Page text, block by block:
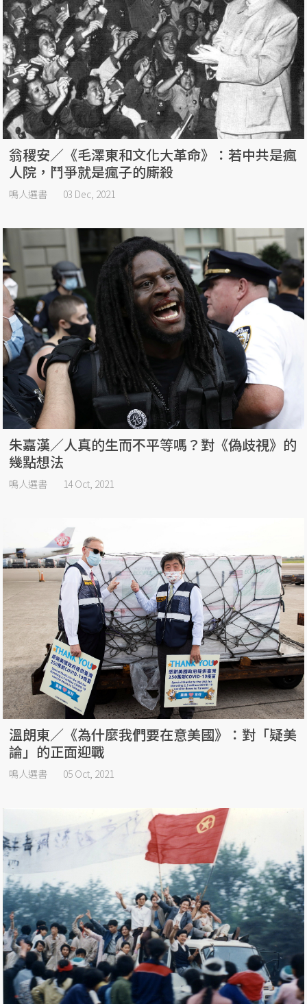
翁稷安／《毛澤東和文化大革命》：若中共是瘋
人院，鬥爭就是瘋子的廝殺
鳴人選書 03 Dec, 2021
朱嘉漢／人真的生而不平等嗎？對《偽歧視》的
幾點想法
鳴人選書 14 Oct, 2021
溫朗東／《為什麼我們要在意美國》：對「疑美
論」的正面迎戰
鳴人選書 05 Oct, 2021